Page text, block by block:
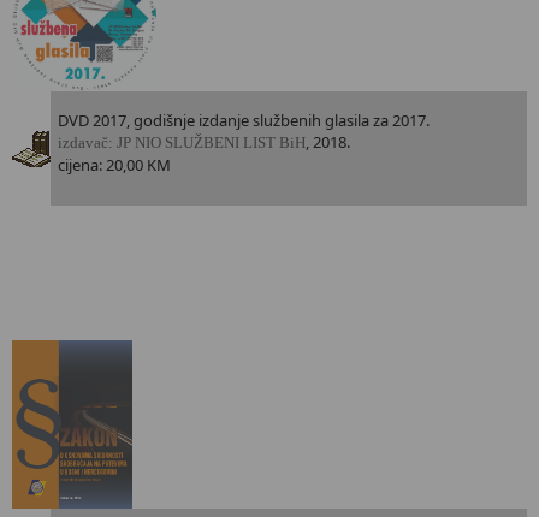
DVD 2017, godišnje izdanje službenih glasila za 2017.
izdavač: JP NIO SLUŽBENI LIST BiH, 2018.
cijena: 20,00 KM